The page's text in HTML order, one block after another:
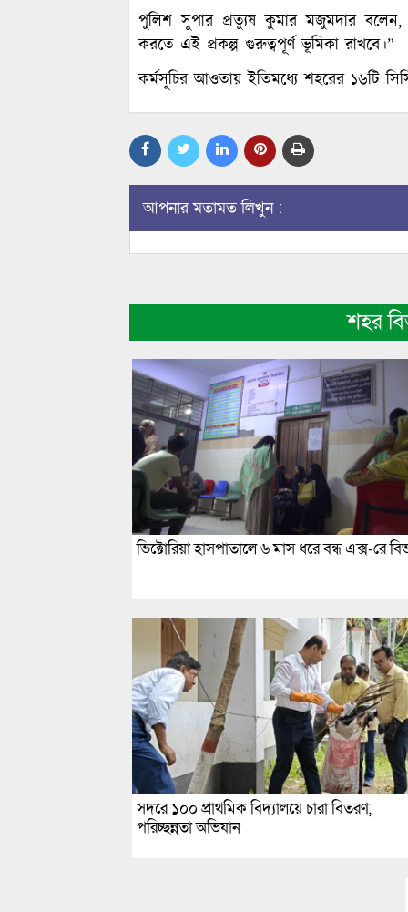
পুলিশ সুপার প্রত্যুষ কুমার মজুমদার বলেন,
করতে এই প্রকল্প গুরুত্বপূর্ণ ভূমিকা রাখবে।”
কর্মসূচির আওতায় ইতিমধ্যে শহরের ১৬টি
আপনার মতামত লিখুন :
শহর
ভিক্টোরিয়া হাসপাতালে ৬ মাস ধরে বন্ধ এক্স-রে
সদরে ১০০ প্রাথমিক বিদ্যালয়ে চারা বিতরণ,
পরিচ্ছন্নতা অভিযান